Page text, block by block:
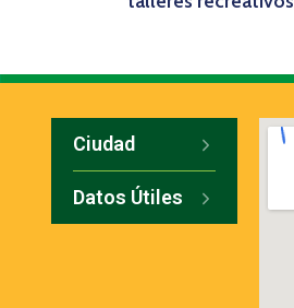
Ciudad
Datos Útiles